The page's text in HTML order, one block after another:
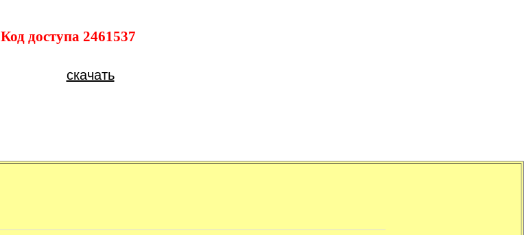
Код доступа 2461537
скачать